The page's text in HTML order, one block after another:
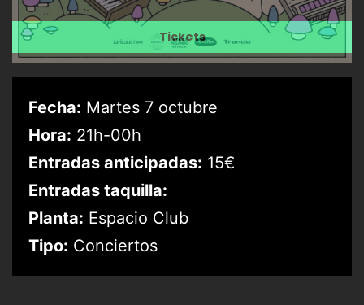
Tickets
Fecha: Martes 7 octubre
Hora: 21h-00h
Entradas anticipadas: 15€
Entradas taquilla:
Planta: Espacio Club
Tipo: Conciertos